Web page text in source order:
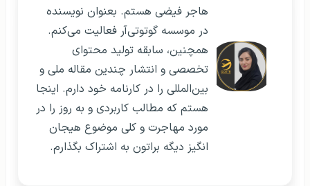
هاجر فیضی هستم. بعنوان نویسنده
در موسسه گوتوتی‌آر فعالیت می‌کنم.
همچنین، سابقه تولید محتوای
تخصصی و انتشار چندین مقاله ملی و
بین‌المللی را در کارنامه خود دارم. اینجا
هستم که مطالب کاربردی و به روز را در
مورد مهاجرت و کلی موضوع هیجان
انگیز دیگه براتون به اشتراک بگذارم.